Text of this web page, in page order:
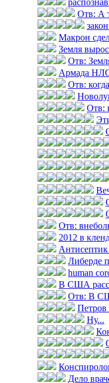
Отв: А
Макрон
Земля
Отв:
Армада
Отв:
Отв:
Отв:
2012 в
Либерде
human
В США
Отв: В
Ну...
Дело